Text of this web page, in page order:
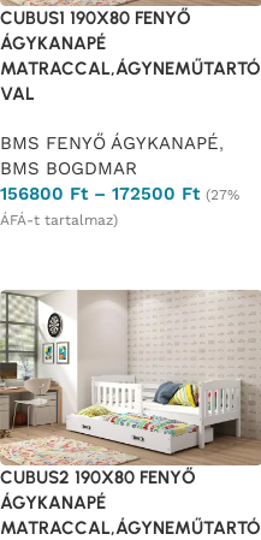
CUBUS1 190X80 FENYŐ
ÁGYKANAPÉ
MATRACCAL,ÁGYNEMŰTARTÓ
VAL
BMS FENYŐ ÁGYKANAPÉ,
BMS BOGDMAR
156800 Ft – 172500 Ft (27%
ÁFÁ-t tartalmaz)
CUBUS2 190X80 FENYŐ
ÁGYKANAPÉ
MATRACCAL,ÁGYNEMŰTARTÓ